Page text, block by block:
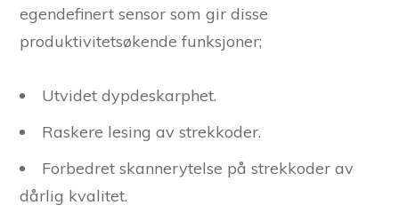
egendefinert sensor som gir disse
produktivitetsøkende funksjoner;
Utvidet dypdeskarphet.
Raskere lesing av strekkoder.
Forbedret skannerytelse på strekkoder av
dårlig kvalitet.